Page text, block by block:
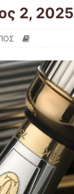
2, 2025